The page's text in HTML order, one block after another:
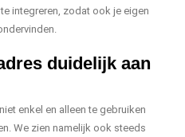
integreren, zodat ook je eigen
duidelijk aan
enkel en alleen te gebruiken
We zien namelijk ook steeds